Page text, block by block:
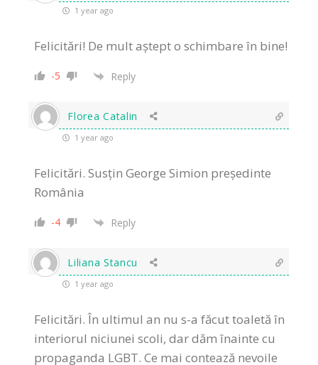
1 year ago
Felicitări! De mult aștept o schimbare în bine!
-5 Reply
Florea Catalin
1 year ago
Felicitări. Susțin George Simion președinte
România
-4 Reply
Liliana Stancu
1 year ago
Felicitări. În ultimul an nu s-a făcut toaletă în
interiorul niciunei scoli, dar dăm înainte cu
propaganda LGBT. Ce mai contează nevoile